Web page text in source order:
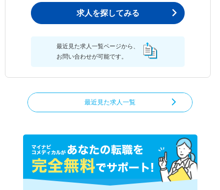
求人を探してみる
最近見た求人一覧ページから、
お問い合わせが可能です。
最近見た求人一覧